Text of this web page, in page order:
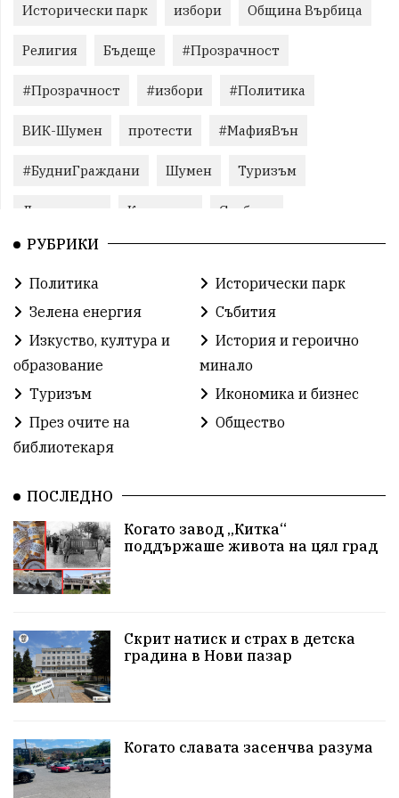
Исторически парк избори Община Върбица
Религия Бъдеще #Прозрачност
#Прозрачност #избори #Политика
ВИК-Шумен протести #МафияВън
#БудниГраждани Шумен Туризъм
Литература Корупция Свобода
Справедливост
Събития Здраве Безводие
Безводие Война на пътя
#СилаНаНарода контрапротести
#България
Зависимости ИсторическиПарк НовиПазар
Неудобните Шуробаджанащина
БлизкоМинало
Пещера „Бисерна" АкваЯнтра
БългарскиПроизводител
ИсторииЗаШумен
РУБРИКИ
Политика
Исторически парк
Зелена енергия
Събития
Изкуство, култура и
образование
История и героично
минало
Туризъм
Икономика и бизнес
През очите на
библиотекаря
Общество
ПОСЛЕДНО
Когато завод „Китка“
поддържаше живота на цял град
Скрит натиск и страх в детска
градина в Нови пазар
Когато славата засенчва разума